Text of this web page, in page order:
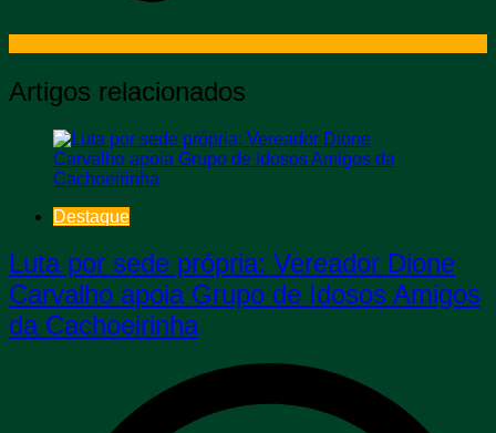
Artigos relacionados
Destaque
Luta por sede própria: Vereador Dione
Carvalho apoia Grupo de Idosos Amigos
da Cachoeirinha